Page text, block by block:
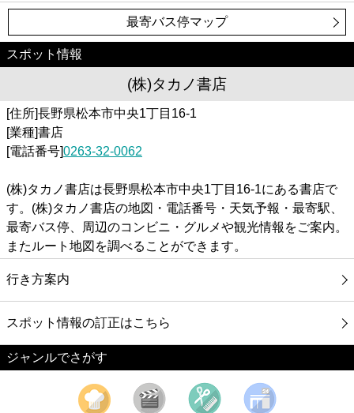
最寄バス停マップ
スポット情報
(株)タカノ書店
[住所]長野県松本市中央1丁目16-1
[業種]書店
[電話番号]0263-32-0062
(株)タカノ書店は長野県松本市中央1丁目16-1にある書店で
す。(株)タカノ書店の地図・電話番号・天気予報・最寄駅、
最寄バス停、周辺のコンビニ・グルメや観光情報をご案内。
またルート地図を調べることができます。
行き方案内
スポット情報の訂正はこちら
ジャンルでさがす